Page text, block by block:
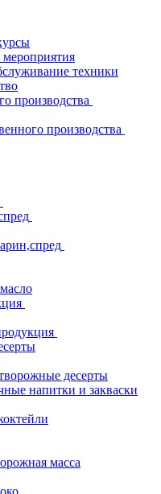
техники
производства
производства
десерты
напитки и закваски
масса